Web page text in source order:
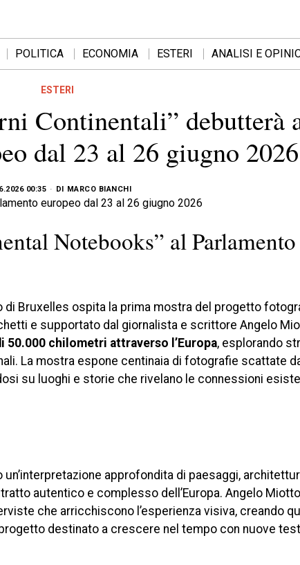
POLITICA ECONOMIA ESTERI ANALISI E
ESTERI
Continentali” debutterà
dal 23 al 26 giugno 2026
00:35 DI MARCO BIANCHI
Notebooks” al Parlamento
di Bruxelles ospita la prima mostra del progetto
e supportato dal giornalista e scrittore Angelo
50.000 chilometri attraverso l’Europa, esplorando
La mostra espone centinaia di fotografie scattate
su luoghi e storie che rivelano le connessioni
approfondita di paesaggi,
autentico e complesso dell’Europa. Angelo
che arricchiscono l’esperienza visiva, creando
destinato a crescere nel tempo con nuove